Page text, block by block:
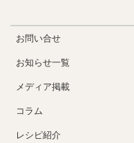
お問い合せ
お知らせ一覧
メディア掲載
コラム
レシピ紹介